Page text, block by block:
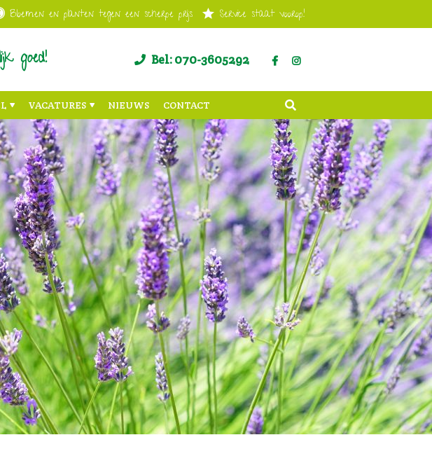
Bloemen en planten tegen een scherpe prijs Service staat voorop!
goed! Bel: 070-3605292
VACATURES NIEUWS CONTACT